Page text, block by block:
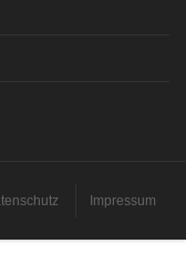
Impressum